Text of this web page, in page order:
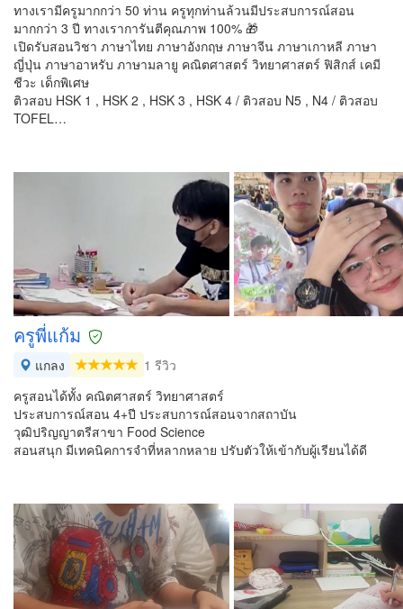
ทางเรามีครูมากกว่า 50 ท่าน ครูทุกท่านล้วนมีประสบการณ์สอน
มากกว่า 3 ปี ทางเราการันตีคุณภาพ 100% 🎁
เปิดรับสอนวิชา ภาษาไทย ภาษาอังกฤษ ภาษาจีน ภาษาเกาหลี ภาษา
ญี่ปุ่น ภาษาอาหรับ ภาษามลายู คณิตศาสตร์ วิทยาศาสตร์ ฟิสิกส์ เคมี
ชีวะ เด็กพิเศษ
ติวสอบ HSK 1 , HSK 2 , HSK 3 , HSK 4 / ติวสอบ N5 , N4 / ติวสอบ
TOFEL…
ครูพี่แก้ม
แกลง
1 รีวิว
ครูสอนได้ทั้ง คณิตศาสตร์ วิทยาศาสตร์
ประสบการณ์สอน 4+ปี ประสบการณ์สอนจากสถาบัน
วุฒิปริญญาตรีสาขา Food Science
สอนสนุก มีเทคนิคการจำที่หลากหลาย ปรับตัวให้เข้ากับผู้เรียนได้ดี